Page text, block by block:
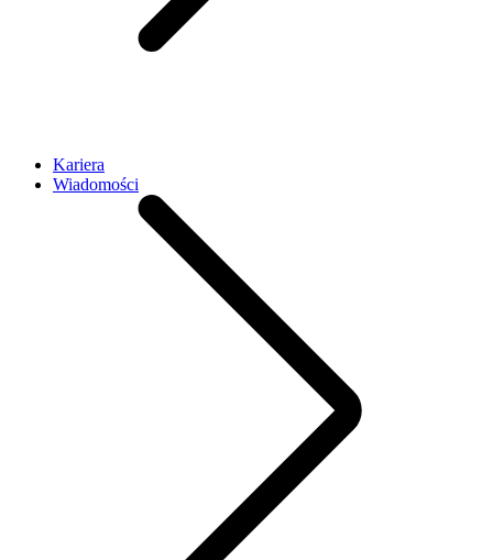
Kariera
Wiadomości